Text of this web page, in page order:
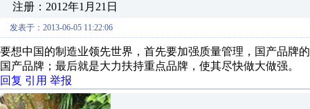
注册：2012年1月21日
发表于：2013-06-05 11:22:06
要想中国的制造业领先世界，首先要加强质量管理，国产品牌
国产品牌；最后就是大力扶持重点品牌，使其尽快做大做强。
回复 引用 举报